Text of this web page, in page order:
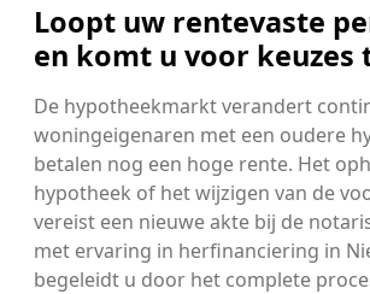
Loopt uw rentevaste
en komt u voor keuzes
De hypotheekmarkt verandert
woningeigenaren met een oudere
betalen nog een hoge rente. Het
hypotheek of het wijzigen van de
vereist een nieuwe akte bij de
met ervaring in herfinanciering in
begeleidt u door het complete